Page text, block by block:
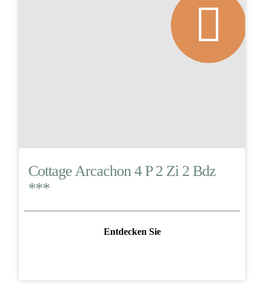
Cottage Arcachon 4 P 2 Zi 2 Bdz
***
Entdecken Sie